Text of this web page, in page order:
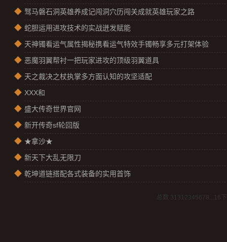
◆ 驽马磐石洞英雄养成记闯洞穴历闯关成就英雄玩家之路
◆ 蛇胆运用进攻技术的实战迸发赋能
◆ 天神镯看运气属性揭秘携看运气特效手镯畅享多元打架体验
◆ 恶魔羽翼帮衬一把玩家进攻的顶级羽翼道具
◆ 天之裁决之杖执掌多方面认知的攻坚适配
◆ XXX和
◆ 盛大传奇世界官网
◆ 新开传奇sf轮回版
◆ ★拿沙★
◆ 新天下大乱无限刀
◆ 乾坤道链搭配各式装备的实用首饰
总数 313123 5 67 8 ...16